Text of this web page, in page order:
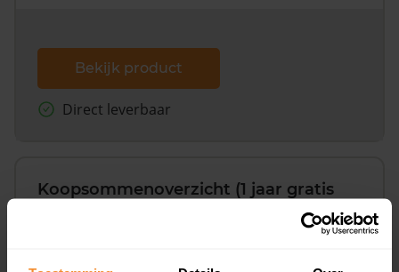
Bekijk product
Direct leverbaar
Koopsommenoverzicht (1 jaar gratis